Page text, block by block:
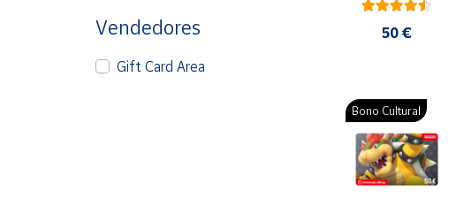
Vendedores
Gift Card Area
50 €
Bono Cultural